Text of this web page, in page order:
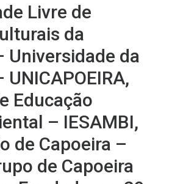
Livre de
da
Universidade da
UNICAPOEIRA,
Educação
– IESAMBI,
de Capoeira –
de Capoeira